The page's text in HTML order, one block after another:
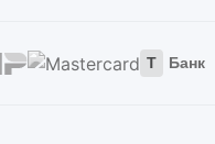
Т Банк